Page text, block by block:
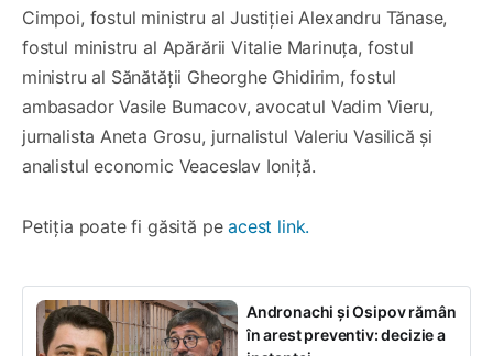
Cimpoi, fostul ministru al Justiției Alexandru Tănase,
fostul ministru al Apărării Vitalie Marinuța, fostul
ministru al Sănătății Gheorghe Ghidirim, fostul
ambasador Vasile Bumacov, avocatul Vadim Vieru,
jurnalista Aneta Grosu, jurnalistul Valeriu Vasilică și
analistul economic Veaceslav Ioniță.
Petiția poate fi găsită peacest link.
Andronachi și Osipov rămân
în arest preventiv: decizie a